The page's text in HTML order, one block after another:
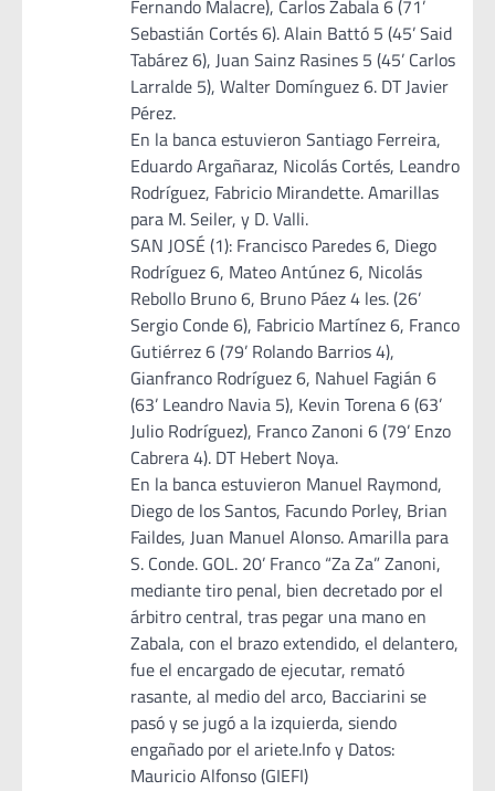
Fernando Malacre), Carlos Zabala 6 (71’
Sebastián Cortés 6). Alain Battó 5 (45’ Said
Tabárez 6), Juan Sainz Rasines 5 (45’ Carlos
Larralde 5), Walter Domínguez 6. DT Javier
Pérez.
En la banca estuvieron Santiago Ferreira,
Eduardo Argañaraz, Nicolás Cortés, Leandro
Rodríguez, Fabricio Mirandette. Amarillas
para M. Seiler, y D. Valli.
SAN JOSÉ (1): Francisco Paredes 6, Diego
Rodríguez 6, Mateo Antúnez 6, Nicolás
Rebollo Bruno 6, Bruno Páez 4 les. (26’
Sergio Conde 6), Fabricio Martínez 6, Franco
Gutiérrez 6 (79’ Rolando Barrios 4),
Gianfranco Rodríguez 6, Nahuel Fagián 6
(63’ Leandro Navia 5), Kevin Torena 6 (63’
Julio Rodríguez), Franco Zanoni 6 (79’ Enzo
Cabrera 4). DT Hebert Noya.
En la banca estuvieron Manuel Raymond,
Diego de los Santos, Facundo Porley, Brian
Faildes, Juan Manuel Alonso. Amarilla para
S. Conde. GOL. 20’ Franco “Za Za” Zanoni,
mediante tiro penal, bien decretado por el
árbitro central, tras pegar una mano en
Zabala, con el brazo extendido, el delantero,
fue el encargado de ejecutar, remató
rasante, al medio del arco, Bacciarini se
pasó y se jugó a la izquierda, siendo
engañado por el ariete.Info y Datos:
Mauricio Alfonso (GIEFI)